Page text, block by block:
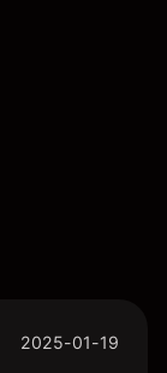
2025-01-19